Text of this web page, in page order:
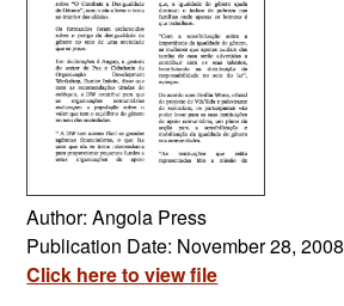
Author: Angola Press
Publication Date: November 28, 2008
Click here to view file